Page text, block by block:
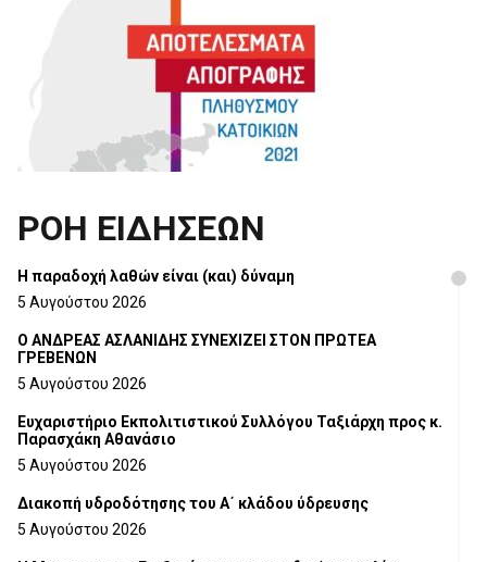
ΡΟΗ ΕΙΔΗΣΕΩΝ
H παραδοχή λαθών είναι (και) δύναμη
5 Αυγούστου 2026
Ο ΑΝΔΡΕΑΣ ΑΣΛΑΝΙΔΗΣ ΣΥΝΕΧΙΖΕΙ ΣΤΟΝ ΠΡΩΤΕΑ
ΓΡΕΒΕΝΩΝ
5 Αυγούστου 2026
Ευχαριστήριο Εκπολιτιστικού Συλλόγου Ταξιάρχη προς κ.
Παρασχάκη Αθανάσιο
5 Αυγούστου 2026
Διακοπή υδροδότησης του Α΄ κλάδου ύδρευσης
5 Αυγούστου 2026